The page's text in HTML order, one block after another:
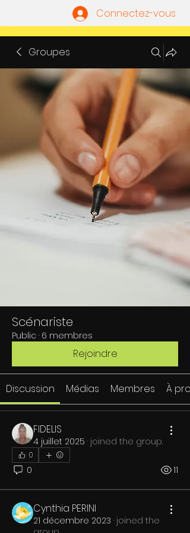
Connectez-vous
Groupes
Scénariste
Public · 6 membres
Rejoindre
Discussion Médias Membres À
FIDELIS
4 juillet 2025 · joined the group.
0
0 11
Cynthia PERINI
21 décembre 2023 · joined the